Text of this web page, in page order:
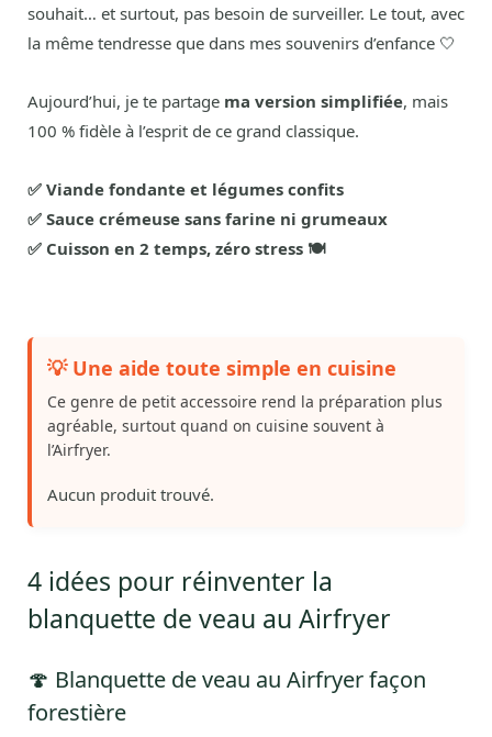
souhait… et surtout, pas besoin de surveiller. Le tout, avec
la même tendresse que dans mes souvenirs d’enfance 🤍
Aujourd’hui, je te partage ma version simplifiée, mais
100 % fidèle à l’esprit de ce grand classique.
✅ Viande fondante et légumes confits
✅ Sauce crémeuse sans farine ni grumeaux
✅ Cuisson en 2 temps, zéro stress 🍽️
💡 Une aide toute simple en cuisine
Ce genre de petit accessoire rend la préparation plus
agréable, surtout quand on cuisine souvent à
l’Airfryer.
Aucun produit trouvé.
4 idées pour réinventer la
blanquette de veau au Airfryer
🍄 Blanquette de veau au Airfryer façon
forestière